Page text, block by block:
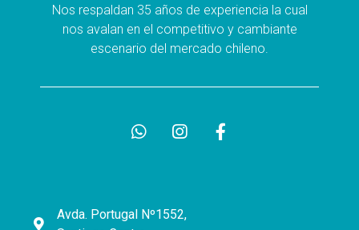
Nos respaldan 35 años de experiencia la cual
nos avalan en el competitivo y cambiante
escenario del mercado chileno.
Avda. Portugal Nº1552,